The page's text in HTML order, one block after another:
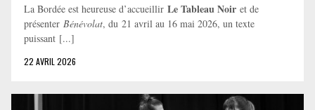
La Bordée est heureuse d’accueillir Le Tableau Noir et de
présenter Bénévolat, du 21 avril au 16 mai 2026, un texte
puissant [...]
22 AVRIL 2026